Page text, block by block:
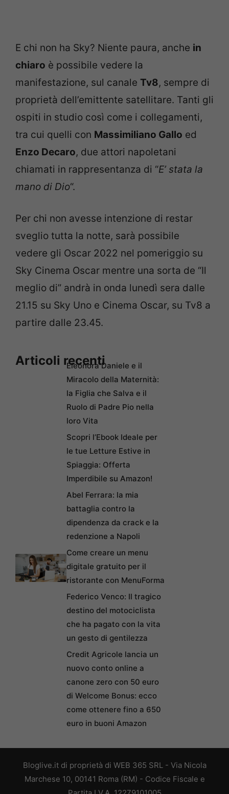
E chi non ha Sky? Niente paura, anche in
chiaro è possibile vedere la
manifestazione, sul canale Tv8, sempre di
proprietà dell’emittente satellitare. Tanti gli
ospiti in studio così come i collegamenti,
tra cui quelli con Massimiliano Gallo ed
Enzo Decaro, due attori napoletani
chiamati in rappresentanza di “E’ stata la
mano di Dio“.
Per chi non avesse intenzione di restar
sveglio tutta la notte, sarà possibile
vedere gli Oscar 2022 nel pomeriggio su
Sky Cinema Oscar mentre una sorta de “Il
meglio di” andrà in onda lunedì sera dalle
21.15 su Sky Uno e Cinema Oscar, su Tv8 a
partire dalle 23.45.
Articoli recentiEleonora Daniele e il
Miracolo della Maternità:
la Figlia che Salva e il
Ruolo di Padre Pio nella
loro Vita
Scopri l’Ebook Ideale per
le tue Letture Estive in
Spiaggia: Offerta
Imperdibile su Amazon!
Abel Ferrara: la mia
battaglia contro la
dipendenza da crack e la
redenzione a Napoli
Come creare un menu
digitale gratuito per il
ristorante con MenuForma
Federico Venco: Il tragico
destino del motociclista
che ha pagato con la vita
un gesto di gentilezza
Credit Agricole lancia un
nuovo conto online a
canone zero con 50 euro
di Welcome Bonus: ecco
come ottenere fino a 650
euro in buoni Amazon
Bloglive.it di proprietà di WEB 365 SRL - Via Nicola
Marchese 10, 00141 Roma (RM) - Codice Fiscale e